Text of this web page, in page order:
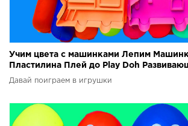
Учим цвета с машинками Лепим
Пластилина Плей до Play Doh
детей
Давай поиграем в игрушки